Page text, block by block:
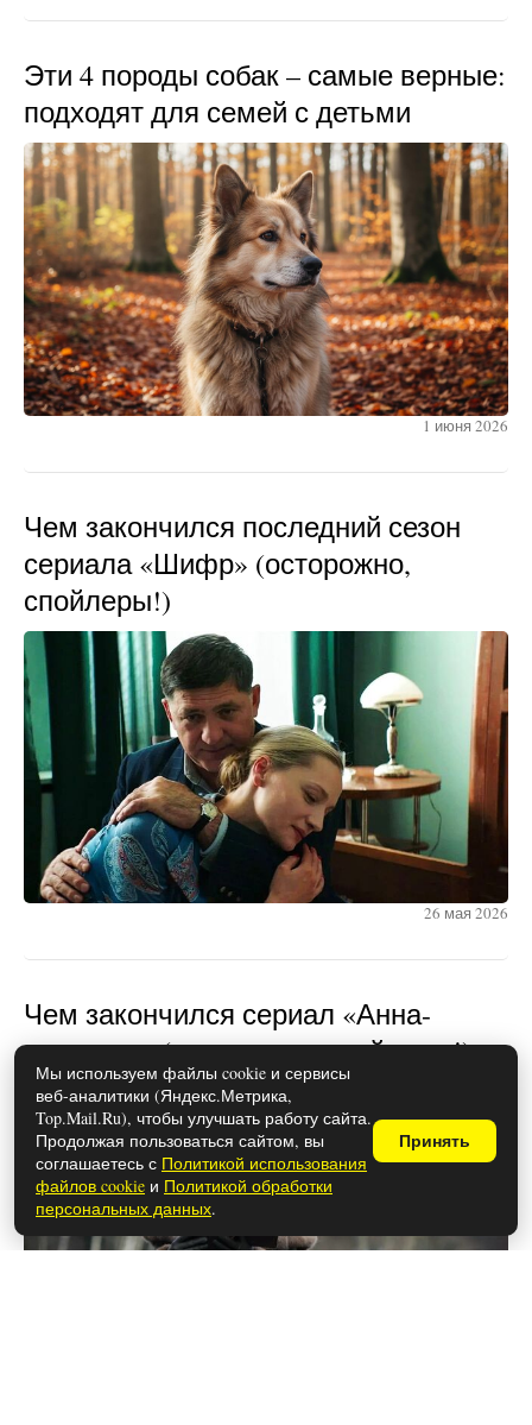
Эти 4 породы собак – самые верные:
подходят для семей с детьми
1 июня 2026
Чем закончился последний сезон
сериала «Шифр» (осторожно,
спойлеры!)
26 мая 2026
Чем закончился сериал «Анна-
детектив» (осторожно, спойлеры!)
Мы используем файлы cookie и сервисы
веб-аналитики (Яндекс.Метрика,
Top.Mail.Ru), чтобы улучшать работу сайта.
Продолжая пользоваться сайтом, вы
соглашаетесь с Политикой использования
файлов cookie и Политикой обработки
персональных данных.
Принять